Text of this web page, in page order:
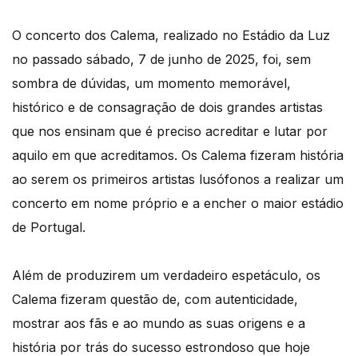
O concerto dos Calema, realizado no Estádio da Luz
no passado sábado, 7 de junho de 2025, foi, sem
sombra de dúvidas, um momento memorável,
histórico e de consagração de dois grandes artistas
que nos ensinam que é preciso acreditar e lutar por
aquilo em que acreditamos. Os Calema fizeram história
ao serem os primeiros artistas lusófonos a realizar um
concerto em nome próprio e a encher o maior estádio
de Portugal.
Além de produzirem um verdadeiro espetáculo, os
Calema fizeram questão de, com autenticidade,
mostrar aos fãs e ao mundo as suas origens e a
história por trás do sucesso estrondoso que hoje